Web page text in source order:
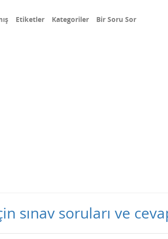
Etiketler Kategoriler Bir Soru Sor
sınav soruları ve